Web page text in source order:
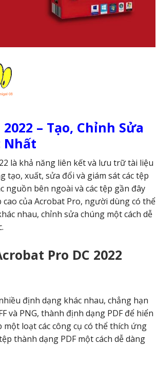
– Tạo, Chỉnh Sửa
Nhất
là khả năng liên kết và lưu trữ tài liệu
tạo, xuất, sửa đổi và giám sát các tệp
nguồn bên ngoài và các tệp gần đây
của Acrobat Pro, người dùng có thể
nhau, chỉnh sửa chúng một cách dễ
Pro DC 2022
định dạng khác nhau, chẳng hạn
và PNG, thành định dạng PDF để hiển
loạt các công cụ có thể thích ứng
thành dạng PDF một cách dễ dàng